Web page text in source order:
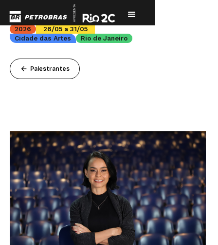
2026
26/05 a 31/05
Cidade das Artes
Rio de Janeiro
arrow_back Palestrantes